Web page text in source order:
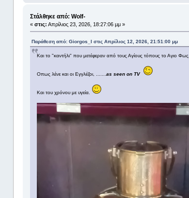
Στάλθηκε από: Wolf-
« στις: Απρίλιος 23, 2026, 18:27:06 μμ »
Παράθεση από: Giorgos_I στις Απρίλιος 12, 2026, 21:51:00 μμ
Και το "καντήλι" που μετέφεραν από τους Αγίους τόπους το Αγιο Φως.
Οπως λένε και οι Εγγλέζοι, ....... as seen on TV
Και του χρόνου με υγεία.